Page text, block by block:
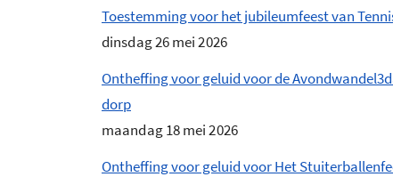
Toestemming voor het jubileumfeest van
dinsdag 26 mei 2026
Ontheffing voor geluid voor de
dorp
maandag 18 mei 2026
Ontheffing voor geluid voor Het